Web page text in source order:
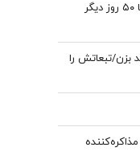
گرمای تابستان تا کی ادامه دارد؟/هواشناسی: ۴۰ تا ۵۰ روز دیگر
بزن/تبعاتش را